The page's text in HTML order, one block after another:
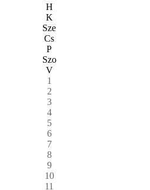
H
K
Sze
Cs
P
Szo
V
1
2
3
4
5
6
7
8
9
10
11